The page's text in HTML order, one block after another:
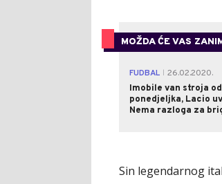
MOŽDA ĆE VAS
FUDBAL
26.02.2020.
Imobile van stroja od
ponedjeljka, Lacio
Nema razloga za
Sin legendarnog